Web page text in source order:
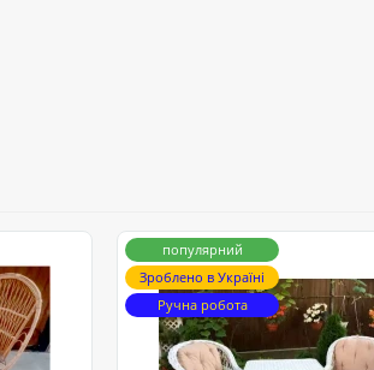
популярний
Зроблено в Україні
Ручна робота